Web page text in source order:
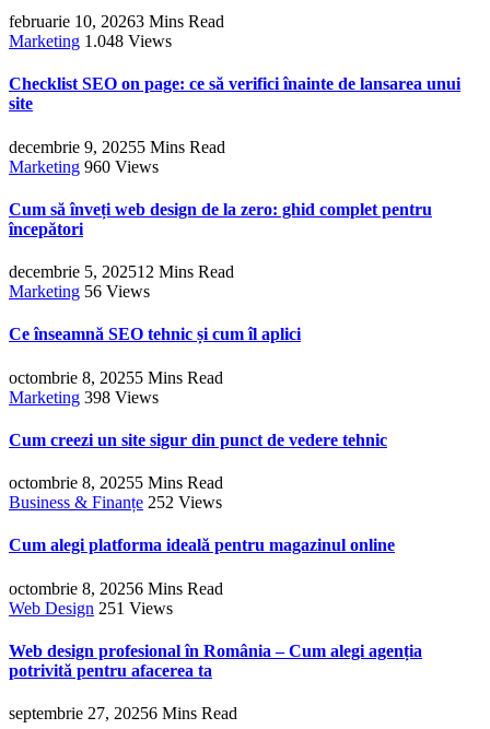
februarie 10, 20263 Mins Read
Marketing 1.048 Views
Checklist SEO on page: ce să verifici înainte de lansarea unui
site
decembrie 9, 20255 Mins Read
Marketing 960 Views
Cum să înveți web design de la zero: ghid complet pentru
începători
decembrie 5, 202512 Mins Read
Marketing 56 Views
Ce înseamnă SEO tehnic și cum îl aplici
octombrie 8, 20255 Mins Read
Marketing 398 Views
Cum creezi un site sigur din punct de vedere tehnic
octombrie 8, 20255 Mins Read
Business & Finanțe 252 Views
Cum alegi platforma ideală pentru magazinul online
octombrie 8, 20256 Mins Read
Web Design 251 Views
Web design profesional în România – Cum alegi agenția
potrivită pentru afacerea ta
septembrie 27, 20256 Mins Read